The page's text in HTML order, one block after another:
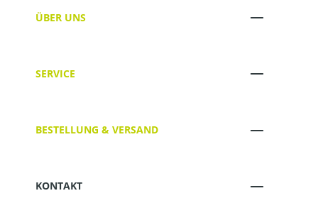
ÜBER UNS
SERVICE
BESTELLUNG & VERSAND
KONTAKT